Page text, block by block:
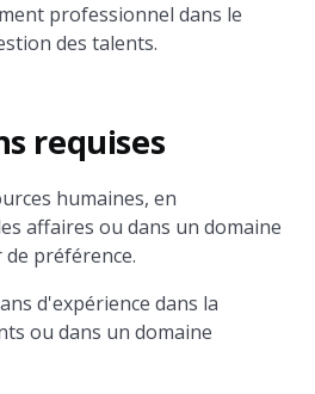
professionnel dans le
des talents.
requises
humaines, en
affaires ou dans un domaine
préférence.
d'expérience dans la
ou dans un domaine